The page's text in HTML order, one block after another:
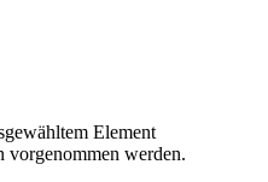
Element
vorgenommen werden.